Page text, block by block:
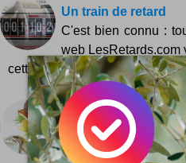
Un train de retard
C'est bien connu :
web LesRetards.com
cette fois-ci sur les...
iTaste
iTaste.com est un
partagés par les